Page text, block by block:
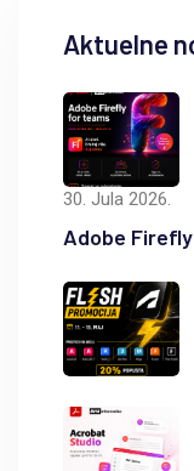
Aktuelne
30. Jula 2026.
Adobe